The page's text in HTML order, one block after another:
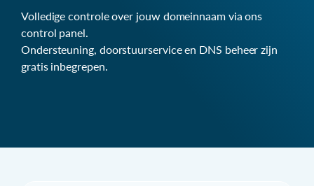
Volledige controle over jouw domeinnaam via ons
control panel.
Ondersteuning, doorstuurservice en DNS beheer zijn
gratis inbegrepen.